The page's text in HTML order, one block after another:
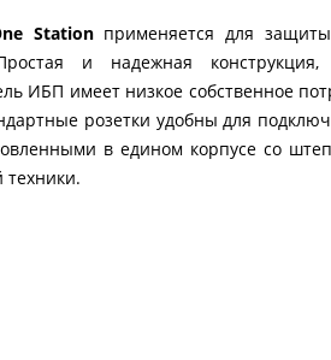
Stationприменяется для защиты
и надежная
ИБП имеет низкое собственное
розетки удобны для
в едином корпусе со